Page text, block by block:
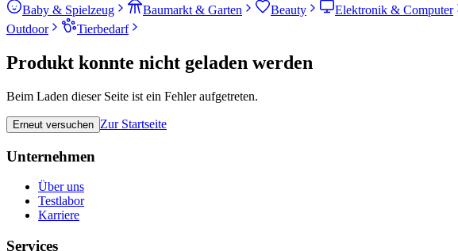
Baby & Spielzeug Baumarkt & Garten Beauty Elektronik & Computer
Outdoor
Tierbedarf
Produkt konnte nicht geladen werden
Beim Laden dieser Seite ist ein Fehler aufgetreten.
Erneut versuchen Zur Startseite
Unternehmen
Über uns
Testlabor
Karriere
Services